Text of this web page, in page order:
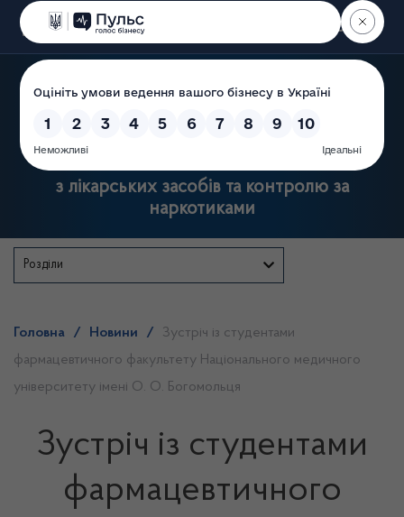
Пошук
Державна служба України
з лікарських засобів та контролю за
наркотиками
Розділи
Головна / Новини /
Зустріч із студентами
фармацевтичного факультету Національного медичного
університету імені О. О. Богомольця
Зустріч із студентами
фармацевтичного